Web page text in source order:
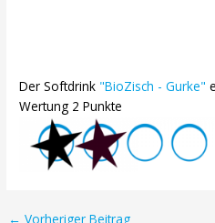
Der Softdrink "BioZisch - Gurke"
Wertung 2 Punkte
Post
← Vorheriger Beitrag